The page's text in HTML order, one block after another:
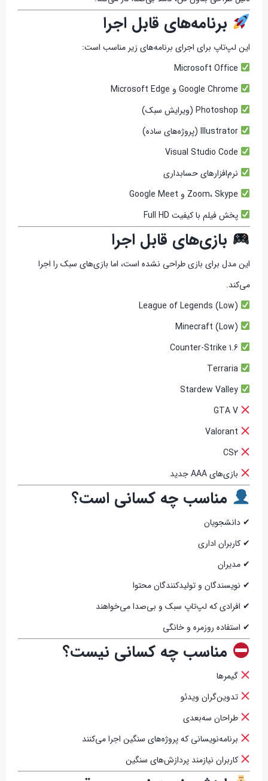
برنامه‌های قابل اجرا
این لپ‌تاپ برای اجرای برنامه‌های زیر مناسب است:
نرم‌افزارهای حسابداری
پخش فیلم با کیفیت Full HD
بازی‌های قابل اجرا
این مدل برای بازی طراحی نشده است، اما بازی‌های سبک را اجرا
می‌کند.
بازی‌های AAA جدید
مناسب چه کسانی است؟
✔ دانشجویان
✔ کاربران اداری
✔ مدیران
✔ نویسندگان و تولیدکنندگان محتوا
✔ افرادی که لپ‌تاپ سبک و بی‌صدا می‌خواهند
✔ استفاده روزمره و خانگی
مناسب چه کسانی نیست؟
گیمرها
تدوین‌گران ویدئو
طراحان سه‌بعدی
برنامه‌نویسانی که پروژه‌های سنگین اجرا می‌کنند
کاربران نیازمند پردازش‌های سنگین